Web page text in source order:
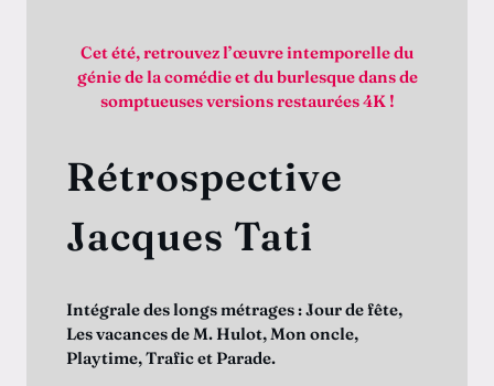
été, retrouvez l’œuvre intemporelle du
de la comédie et du burlesque dans de
somptueuses versions restaurées 4K !
Tati
des longs métrages : Jour de fête,
de M. Hulot, Mon oncle,
Trafic et Parade.